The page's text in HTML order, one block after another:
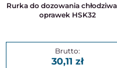
Rurka do dozowania chłodziwa do
oprawek HSK32
30,11